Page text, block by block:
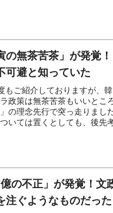
の無茶苦茶」が発覚
可避と知っていた
もご紹介しておりますが、
政策は無茶苦茶もいいとこ
の理念先行で突っ走りまし
いては置くとしても、後先
の不正」が発覚！文
注ぐようなものだった